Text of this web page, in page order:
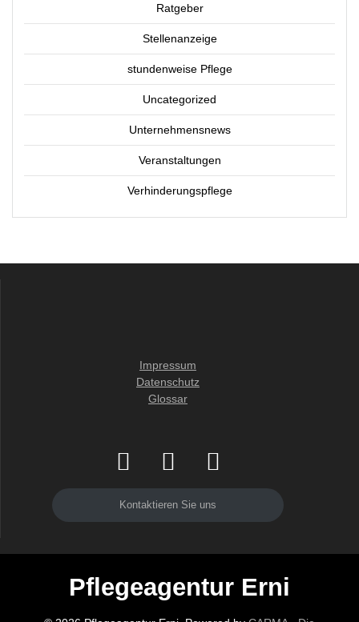
Ratgeber
Stellenanzeige
stundenweise Pflege
Uncategorized
Unternehmensnews
Veranstaltungen
Verhinderungspflege
Impressum
Datenschutz
Glossar
Kontaktieren Sie uns
Pflegeagentur Erni